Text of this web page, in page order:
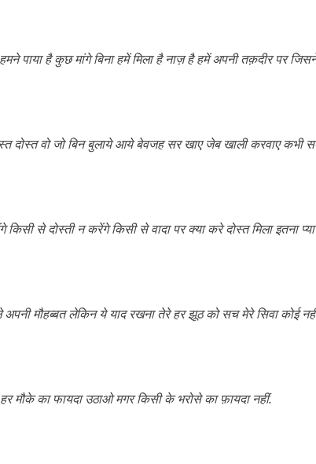
पाया है कुछ मांगे बिना हमें मिला है नाज़ है हमें अपनी तक़दीर पर
दोस्त वो जो बिन बुलाये आये बेवजह सर खाए जेब खाली करवाए कभी
किसी से दोस्ती न करेंगे किसी से वादा पर क्या करे दोस्त मिला इतना
मौहब्बत लेकिन ये याद रखना तेरे हर झूठ को सच मेरे सिवा कोई
मौके का फायदा उठाओ मगर किसी के भरोसे का फ़ायदा नहीं.